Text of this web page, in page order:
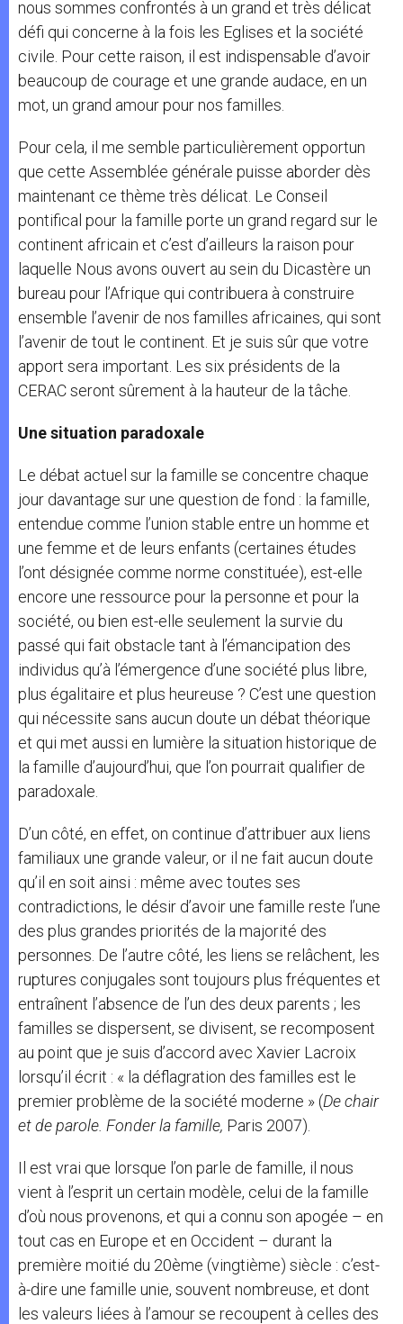
nous sommes confrontés à un grand et très délicat
défi qui concerne à la fois les Eglises et la société
civile. Pour cette raison, il est indispensable d’avoir
beaucoup de courage et une grande audace, en un
mot, un grand amour pour nos familles.
Pour cela, il me semble particulièrement opportun
que cette Assemblée générale puisse aborder dès
maintenant ce thème très délicat. Le Conseil
pontifical pour la famille porte un grand regard sur le
continent africain et c’est d’ailleurs la raison pour
laquelle Nous avons ouvert au sein du Dicastère un
bureau pour l’Afrique qui contribuera à construire
ensemble l’avenir de nos familles africaines, qui sont
l’avenir de tout le continent. Et je suis sûr que votre
apport sera important. Les six présidents de la
CERAC seront sûrement à la hauteur de la tâche.
Une situation paradoxale
Le débat actuel sur la famille se concentre chaque
jour davantage sur une question de fond : la famille,
entendue comme l’union stable entre un homme et
une femme et de leurs enfants (certaines études
l’ont désignée comme norme constituée), est-elle
encore une ressource pour la personne et pour la
société, ou bien est-elle seulement la survie du
passé qui fait obstacle tant à l’émancipation des
individus qu’à l’émergence d’une société plus libre,
plus égalitaire et plus heureuse ? C’est une question
qui nécessite sans aucun doute un débat théorique
et qui met aussi en lumière la situation historique de
la famille d’aujourd’hui, que l’on pourrait qualifier de
paradoxale.
D’un côté, en effet, on continue d’attribuer aux liens
familiaux une grande valeur, or il ne fait aucun doute
qu’il en soit ainsi : même avec toutes ses
contradictions, le désir d’avoir une famille reste l’une
des plus grandes priorités de la majorité des
personnes. De l’autre côté, les liens se relâchent, les
ruptures conjugales sont toujours plus fréquentes et
entraînent l’absence de l’un des deux parents ; les
familles se dispersent, se divisent, se recomposent
au point que je suis d’accord avec Xavier Lacroix
lorsqu’il écrit : « la déflagration des familles est le
premier problème de la société moderne » (De chair
et de parole. Fonder la famille, Paris 2007).
Il est vrai que lorsque l’on parle de famille, il nous
vient à l’esprit un certain modèle, celui de la famille
d’où nous provenons, et qui a connu son apogée – en
tout cas en Europe et en Occident – durant la
première moitié du 20ème (vingtième) siècle : c’est-
à-dire une famille unie, souvent nombreuse, et dont
les valeurs liées à l’amour se recoupent à celles des